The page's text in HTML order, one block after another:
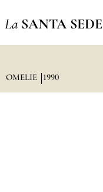
La SANTA SEDE
OMELIE 1990